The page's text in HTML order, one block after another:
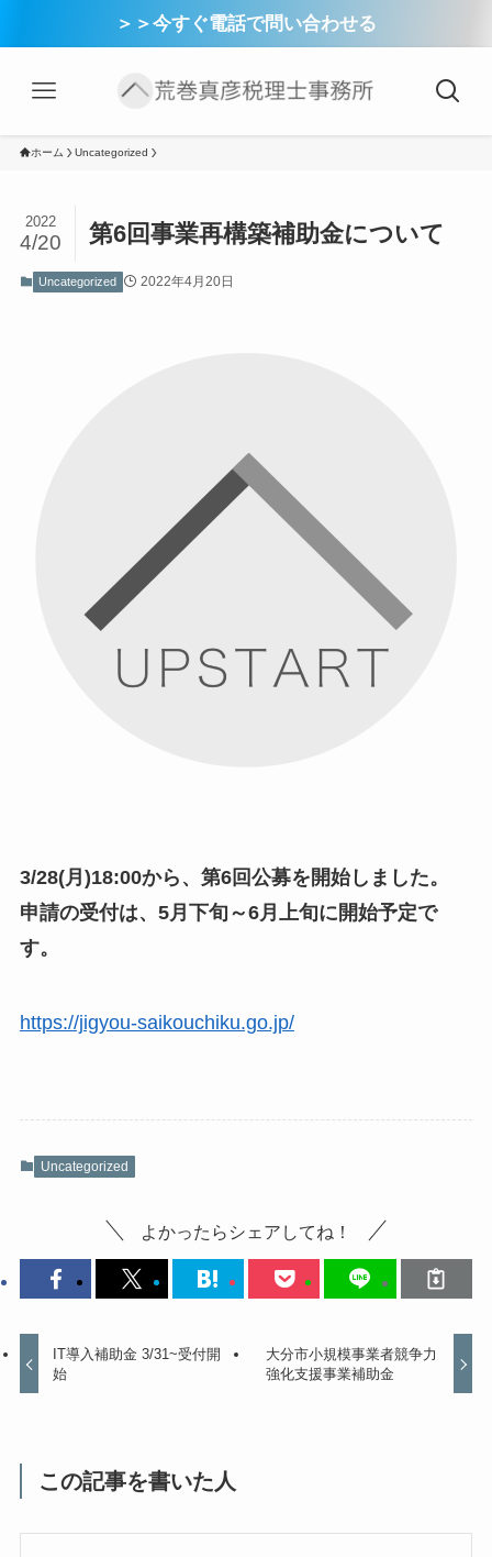
＞＞今すぐ電話で問い合わせる
ホーム Uncategorized
第6回事業再構築補助金について
2022
4/20
Uncategorized 2022年4月20日
3/28(月)18:00から、第6回公募を開始しました。
申請の受付は、5月下旬～6月上旬に開始予定で
す。
https://jigyou-saikouchiku.go.jp/
Uncategorized
よかったらシェアしてね！
IT導入補助金 3/31~受付開
始
大分市小規模事業者競争力
強化支援事業補助金
この記事を書いた人